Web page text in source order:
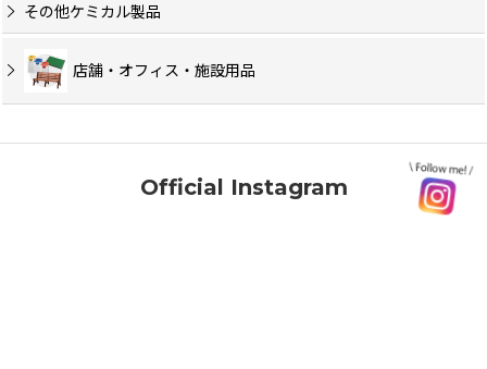
その他ケミカル製品
店舗・オフィス・施設用品
Official Instagram